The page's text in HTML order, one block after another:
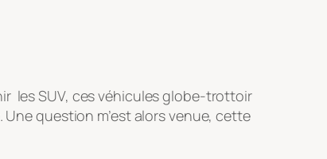
les SUV, ces véhicules globe-trottoir
question m’est alors venue, cette